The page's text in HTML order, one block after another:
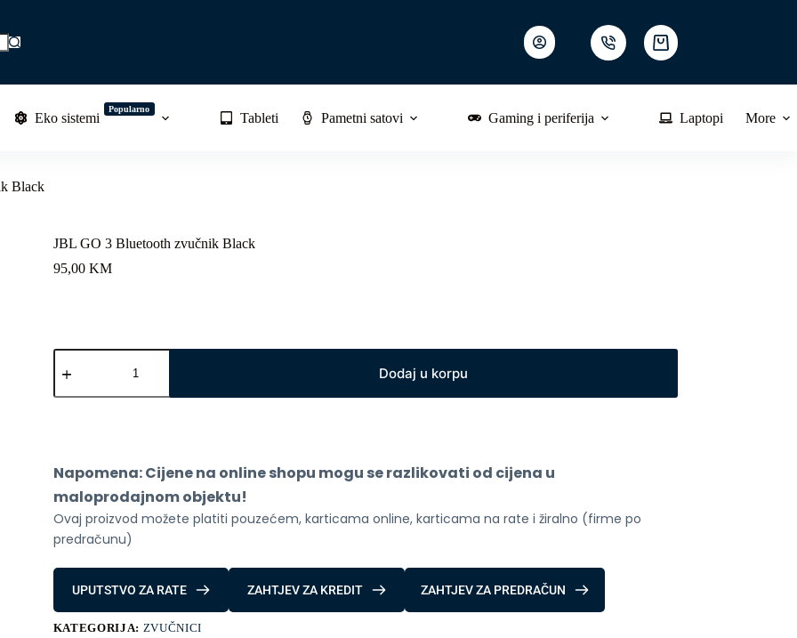
Shopping
cart
Eko sistemi
Popularno
Tableti Pametni satovi Gaming i periferija Laptopi More
Black
JBL GO 3 Bluetooth zvučnik Black
95,00 KM
JBL
GO
Bluetooth
Dodaj u korpu
Napomena: Cijene na online shopu mogu se razlikovati od cijena u
maloprodajnom objektu!
Ovaj proizvod možete platiti pouzećem, karticama online, karticama na rate i žiralno (firme po
predračunu)
UPUTSTVO ZA RATE ZAHTJEV ZA KREDIT ZAHTJEV ZA PREDRAČUN
KATEGORIJA: ZVUČNICI